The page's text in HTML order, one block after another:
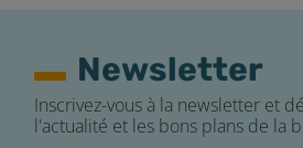
Newsletter
Inscrivez-vous à la newsletter et
l'actualité et les bons plans de la